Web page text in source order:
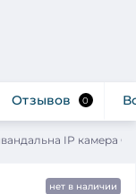
IP камера
Отзывов 0
нет в наличии